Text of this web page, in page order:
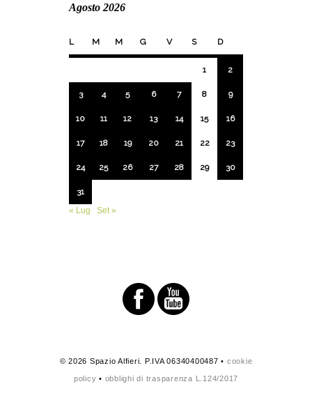
Agosto 2026
L M M G V S D
1 2
3 4 5 6 7 8 9
10 11 12 13 14 15 16
17 18 19 20 21 22 23
24 25 26 27 28 29 30
31
« Lug
Set »
© 2026 Spazio Alfieri. P.IVA 06340400487 • cookie
policy • obblighi di trasparenza L.124/2017